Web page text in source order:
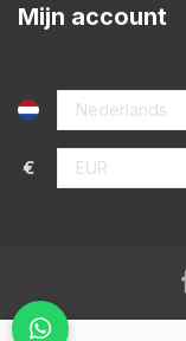
Mijn account
€